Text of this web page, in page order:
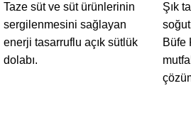
Taze süt ve süt ürünlerinin
sergilenmesini sağlayan
enerji tasarruflu açık sütlük
dolabı.
Şık
Büfe